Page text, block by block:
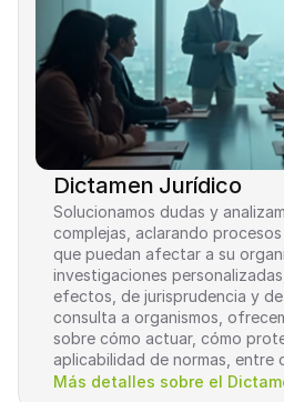
Dictamen Jurídico
Solucionamos dudas y
complejas, aclarando
que puedan afectar a su
investigaciones
efectos, de jurisprudencia y
consulta a organismos,
sobre cómo actuar, cómo
aplicabilidad de normas, entre
Más detalles sobre el